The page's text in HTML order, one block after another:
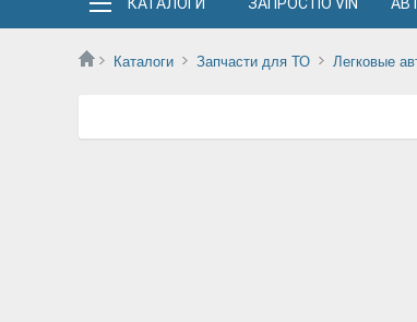
Каталоги Запчасти для ТО Легковые